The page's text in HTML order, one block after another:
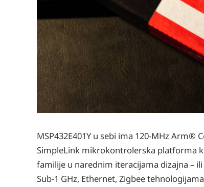
MSP432E401Y u sebi ima 120-MHz
SimpleLink mikrokontrolerska platforma
familije u narednim iteracijama dizajna –
Sub-1 GHz, Ethernet, Zigbee